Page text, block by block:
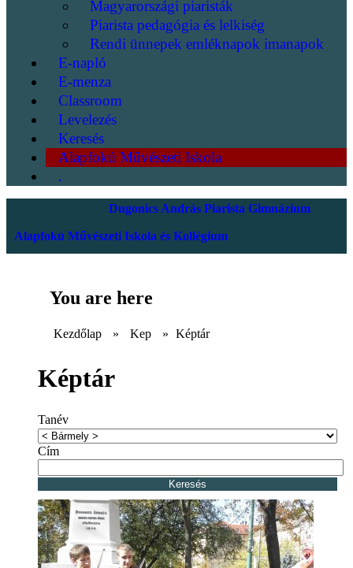
Magyarországi piaristák
Piarista pedagógia és lelkiség
Rendi ünnepek emléknapok imanapok
E-napló
E-menza
Classroom
Levelezés
Keresés
Alapfokú Művészeti Iskola
.
Dugonics András Piarista Gimnázium
Alapfokú Művészeti Iskola és Kollégium
You are here
Kezdőlap » Kep » Képtár
Képtár
Tanév
Cím